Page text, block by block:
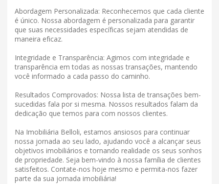
Abordagem Personalizada: Reconhecemos que cada cliente
é único. Nossa abordagem é personalizada para garantir
que suas necessidades específicas sejam atendidas de
maneira eficaz.
Integridade e Transparência: Agimos com integridade e
transparência em todas as nossas transações, mantendo
você informado a cada passo do caminho.
Resultados Comprovados: Nossa lista de transações bem-
sucedidas fala por si mesma. Nossos resultados falam da
dedicação que temos para com nossos clientes.
Na Imobiliária Belloli, estamos ansiosos para continuar
nossa jornada ao seu lado, ajudando você a alcançar seus
objetivos imobiliários e tornando realidade os seus sonhos
de propriedade. Seja bem-vindo à nossa família de clientes
satisfeitos. Contate-nos hoje mesmo e permita-nos fazer
parte da sua jornada imobiliária!